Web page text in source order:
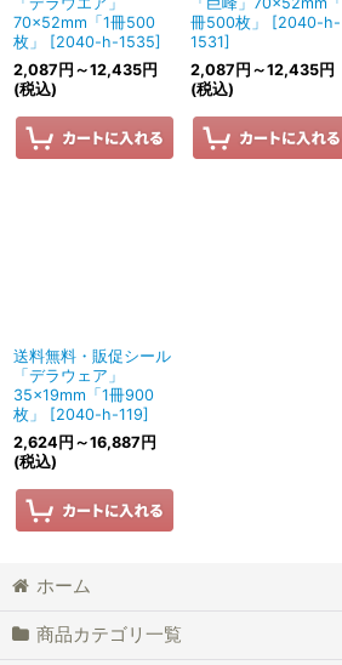
70×52mm「1冊500
枚」
[2040-h-1535]
2,087 円 ～12,435円
(税込)
冊500枚」
[2040-h-
1531]
2,087 円 ～12,435円
(税込)
送料無料・販促シール
「デラウェア」
35×19mm「1冊900
枚」
[2040-h-119]
2,624 円 ～16,887 円
(税込)
ホーム
商品カテゴリ一覧